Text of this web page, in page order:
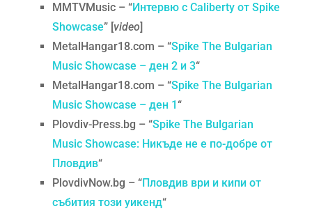
MMTVMusic – “Интервю с Caliberty от Spike
Showcase” [video]
MetalHangar18.com – “Spike The Bulgarian
Music Showcase – ден 2 и 3“
MetalHangar18.com – “Spike The Bulgarian
Music Showcase – ден 1 “
Plovdiv-Press.bg – “Spike The Bulgarian
Music Showcase: Никъде не е по-добре от
Пловдив“
PlovdivNow.bg – “Пловдив ври и кипи от
събития този уикенд“